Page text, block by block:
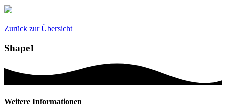
Zurück zur Übersicht
Shape1
Weitere Informationen